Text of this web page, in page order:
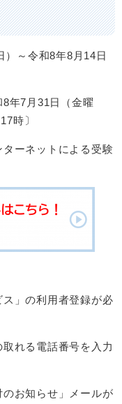
）～令和8年8月14日
年7月31日（金曜
時〕
ーネットによる受験
」の利用者登録が必
れる電話番号を入力
お知らせ」メールが